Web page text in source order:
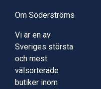
Om Söderströms
Vi är en av
Sveriges största
och mest
välsorterade
butiker inom